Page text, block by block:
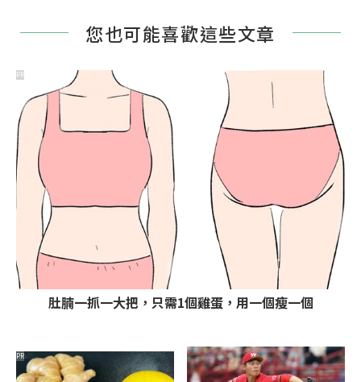
您也可能喜歡這些文章
肚腩一抓一大把，只需1個雞蛋，用一個瘦一個
PR
PR